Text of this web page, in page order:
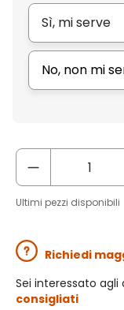
Sì, mi serve
No, non mi
Ultimi pezzi disponibili
Richiedi
Sei interessato agli
consigliati